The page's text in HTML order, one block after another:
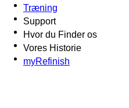
Træning
Support
Hvor du Finder os
Vores Historie
myRefinish